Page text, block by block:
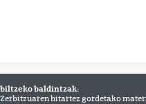
baldintzak:
Zerbitzuaren bitartez gordetako